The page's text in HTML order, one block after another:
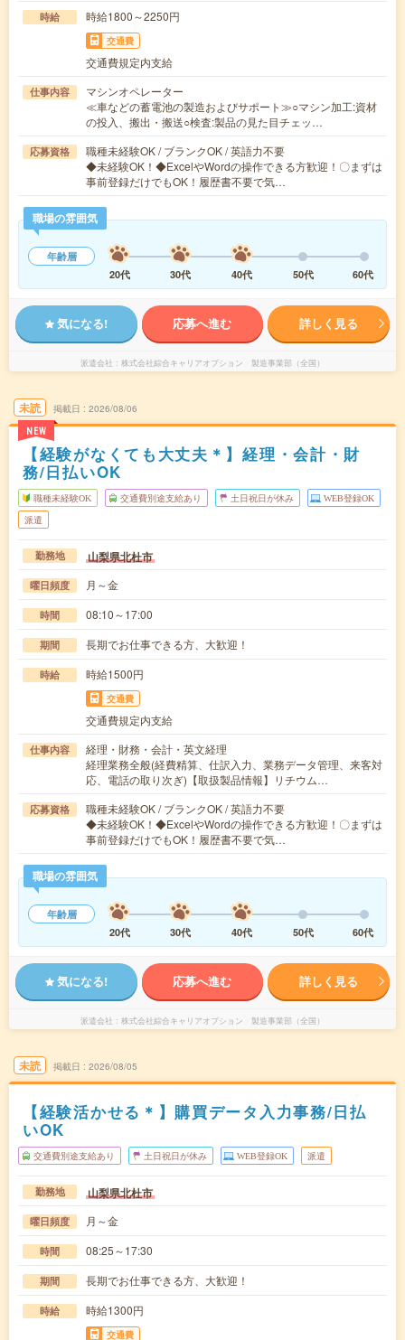
時給 時給1800～2250円
交通費
交通費規定内支給
仕事内容
マシンオペレーター
≪車などの蓄電池の製造およびサポート≫○マシン加工:資材
の投入、搬出・搬送○検査:製品の見た目チェッ…
応募資格
職種未経験OK / ブランクOK / 英語力不要
◆未経験OK！◆ExcelやWordの操作できる方歓迎！〇まずは
事前登録だけでもOK！履歴書不要で気…
職場の雰囲気
年齢層
20代
30代 40代 50代 60代
気になる! 応募へ進む 詳しく見る
派遣会社 株式会社綜合キャリアオプション 製造事業部（全国）
未読
NEW
掲載日 2026/08/06
【経験がなくても大丈夫＊】経理・会計・財
務/日払いOK
職種未経験OK 交通費別途支給あり 土日祝日が休み WEB登録OK
派遣
勤務地 山梨県北杜市
曜日頻度 月～金
時間 08:10～17:00
期間 長期でお仕事できる方、大歓迎！
時給 時給1500円
交通費
交通費規定内支給
仕事内容
経理・財務・会計・英文経理
経理業務全般(経費精算、仕訳入力、業務データ管理、来客対
応、電話の取り次ぎ)【取扱製品情報】リチウム…
応募資格
職種未経験OK / ブランクOK / 英語力不要
◆未経験OK！◆ExcelやWordの操作できる方歓迎！〇まずは
事前登録だけでもOK！履歴書不要で気…
職場の雰囲気
年齢層
20代
30代 40代 50代 60代
気になる! 応募へ進む 詳しく見る
派遣会社 株式会社綜合キャリアオプション 製造事業部（全国）
未読 掲載日 2026/08/05
【経験活かせる＊】購買データ入力事務/日払
いOK
交通費別途支給あり 土日祝日が休み WEB登録OK 派遣
勤務地 山梨県北杜市
曜日頻度 月～金
時間 08:25～17:30
期間 長期でお仕事できる方、大歓迎！
時給 時給1300円
交通費